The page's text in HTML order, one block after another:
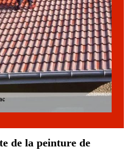
de la peinture de